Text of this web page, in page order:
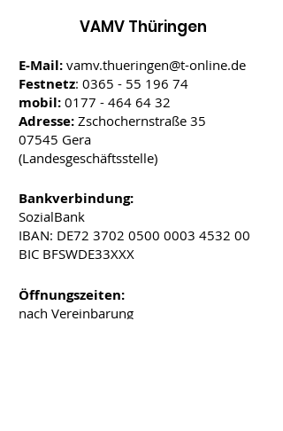
VAMV Thüringen
E-Mail: vamv.thueringen@t-online.de
Festnetz: 0365 - 55 196 74
mobil: 0177 - 464 64 32
Adresse: Zschochernstraße 35
07545 Gera
(Landesgeschäftsstelle)
Bankverbindung:
SozialBank
IBAN: DE72 3702 0500 0003 4532 00
BIC BFSWDE33XXX
Öffnungszeiten:
nach Vereinbarung